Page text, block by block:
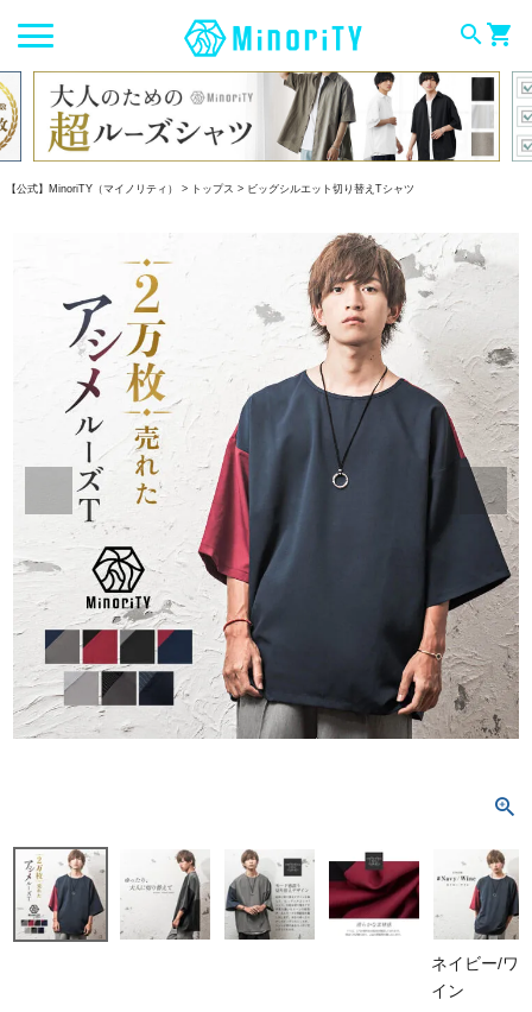
searchshopping_cart
【公式】MinoriTY（マイノリティ） トップス ビッグシルエット切り替えTシャツ
ネイビー/ワ
イン